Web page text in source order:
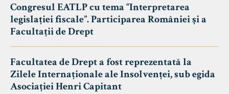
Congresul EATLP cu tema “Interpretarea
legislației fiscale”. Participarea României și a
Facultații de Drept
Facultatea de Drept a fost reprezentată la
Zilele Internaționale ale Insolvenței, sub egida
Asociației Henri Capitant